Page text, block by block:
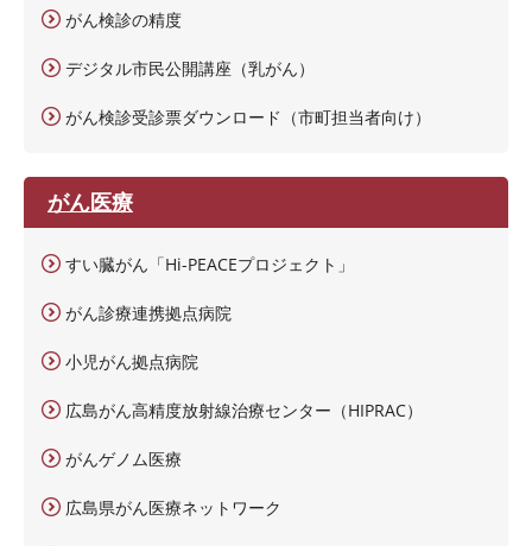
がん検診の精度
デジタル市民公開講座（乳がん）
がん検診受診票ダウンロード（市町担当者向け）
がん医療
すい臓がん「Hi-PEACEプロジェクト」
がん診療連携拠点病院
小児がん拠点病院
広島がん高精度放射線治療センター（HIPRAC）
がんゲノム医療
広島県がん医療ネットワーク